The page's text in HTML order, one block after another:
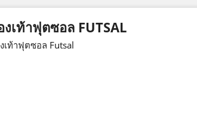
งเท้าฟุตซอล FUTSAL
เท้าฟุตซอล Futsal